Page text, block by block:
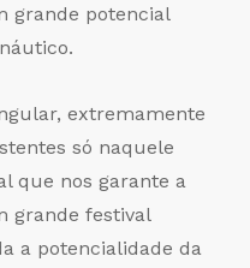
grande potencial
extremamente
só naquele
que nos garante a
grande festival
a potencialidade da